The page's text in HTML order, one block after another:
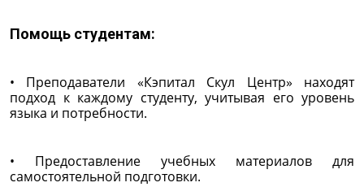
Помощь студентам:
• Преподаватели «Кэпитал Скул Центр» находят
подход к каждому студенту, учитывая его уровень
языка и потребности.
• Предоставление учебных материалов для
самостоятельной подготовки.